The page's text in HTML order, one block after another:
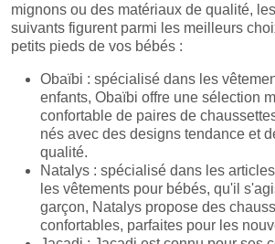
mignons ou des matériaux de qualité,
suivants figurent parmi les meilleurs
petits pieds de vos bébés :
Obaïbi : spécialisé dans les
enfants, Obaïbi offre une sélection
confortable de paires de
nés avec des designs tendance et
qualité.
Natalys : spécialisé dans les
les vêtements pour bébés, qu'il
garçon, Natalys propose des
confortables, parfaites pour les